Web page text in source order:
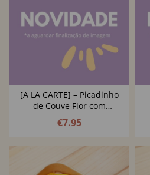
[A LA CARTE] – Picadinho
de Couve Flor com
Cúrcuma
€7.95